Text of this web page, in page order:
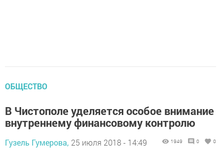
ОБЩЕСТВО
В Чистополе уделяется особое внимание
внутреннему финансовому контролю
Гузель Гумерова, 25 июля 2018 - 14:49 1949 0 0